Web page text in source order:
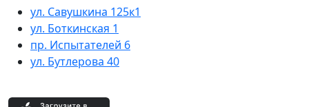
ул. Савушкина 125к1
ул. Боткинская 1
пр. Испытателей 6
ул. Бутлерова 40